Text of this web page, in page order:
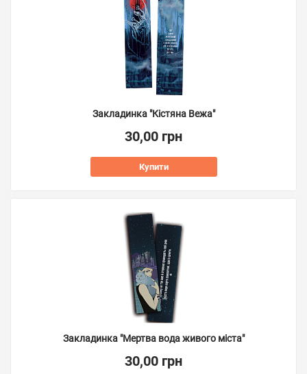
Закладинка "Кістяна Вежа"
30,00 грн
Купити
Закладинка "Мертва вода живого міста"
30,00 грн